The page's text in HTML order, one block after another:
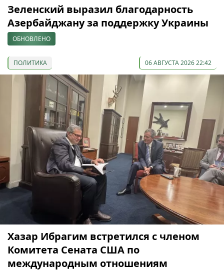
Зеленский выразил благодарность
Азербайджану за поддержку Украины
ОБНОВЛЕНО
ПОЛИТИКА 06 АВГУСТА 2026 22:42
Хазар Ибрагим встретился с членом
Комитета Сената США по
международным отношениям